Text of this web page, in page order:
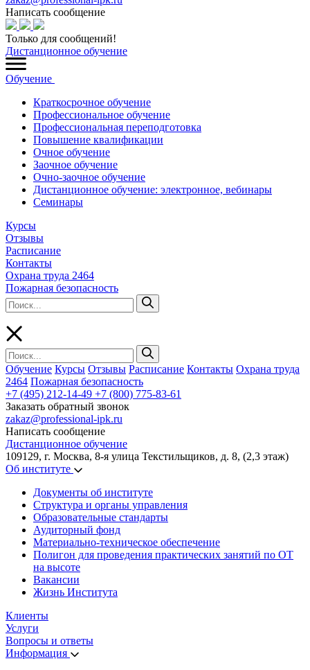
Написать сообщение
Только для сообщений!
Дистанционное обучение
Обучение
Краткосрочное обучение
Профессиональное обучение
Профессиональная переподготовка
Повышение квалификации
Очное обучение
Заочное обучение
Очно-заочное обучение
Дистанционное обучение: электронное, вебинары
Семинары
Курсы
Отзывы
Расписание
Контакты
Охрана труда 2464
Пожарная безопасность
Обучение Курсы Отзывы Расписание Контакты Охрана труда
2464 Пожарная безопасность
+7 (495) 212-14-49 +7 (800) 775-83-61
Заказать обратный звонок
zakaz@professional-ipk.ru
Написать сообщение
Дистанционное обучение
109129, г. Москва, 8-я улица Текстильщиков, д. 8, (2,3 этаж)
Об институте
Документы об институте
Структура и органы управления
Образовательные стандарты
Аудиторный фонд
Материально-техническое обеспечение
Полигон для проведения практических занятий по ОТ
на высоте
Вакансии
Жизнь Института
Клиенты
Услуги
Вопросы и ответы
Информация